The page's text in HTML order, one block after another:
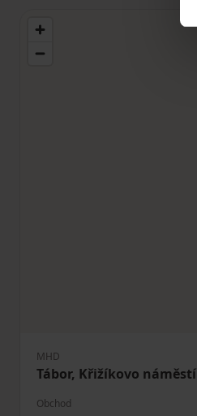
MHD
Tábor, Křižíkovo náměstí
Obchod